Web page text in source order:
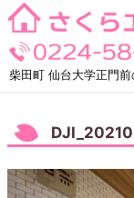
Skip
to
content
柴田町 仙台大学正門